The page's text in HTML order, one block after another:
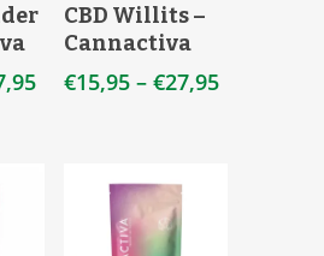
CBD Willits –
Cannactiva
€15,95 – €27,95